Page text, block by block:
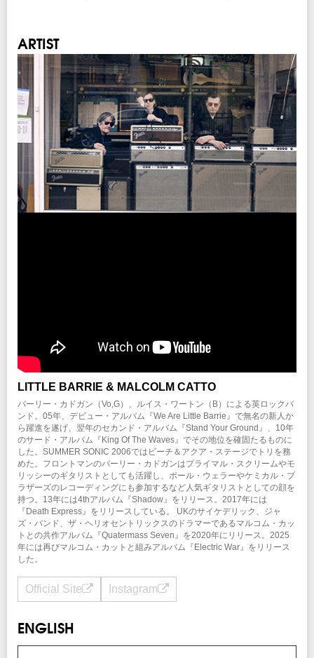
※未就学児(6歳未満)のご入場をお断りさせていただきます。6歳以上はチケット
が必要となります。
※公演の延期、中止以外での払い戻しはいたしません。
INFO
梅田クラブクアトロ06-6311-8111
企画・制作・招聘：クリエイティブマンプロダクション
￥9,000-(税込/All Standing/1Drink別)
チケット発売日
11/15(土)10:00am～
チケット先行
クリエイティブマン 3A 会員先行
期間：11/1(土)15:00～11/5(水)18:00
クリエイティブマン モバイル 会員先行
期間：11/1(土)18:00～11/5(水)18:00
プレイガイド
イープラス
チケットぴあ
ローソンチケット
クリエイティブマン：03-3499-6669 (月・水・金 12:00〜16:00)
ARTIST
LITTLE BARRIE & MALCOLM CATTO
バーリー・カドガン（Vo,G）、ルイス・ワートン（B）による英ロックバ
ンド。05年、デビュー・アルバム『We Are Little Barrie』で無名の新人か
ら躍進を遂げ、翌年のセカンド・アルバム『Stand Your Ground』、10年
のサード・アルバム『King Of The Waves』でその地位を確固たるものに
した。SUMMER SONIC 2006ではビーチ＆アクア・ステージでトリを務
めた。フロントマンのバーリー・カドガンはプライマル・スクリームやモ
リッシーのギタリストとしても活躍し、ポール・ウェラーやケミカル・ブ
ラザーズのレコーディングにも参加するなど人気ギタリストとしての顔を
持つ。13年には4thアルバム『Shadow』をリリース。2017年には
『Death Express』をリリースしている。 UKのサイケデリック、ジャ
ズ・バンド、ザ・ヘリオセントリックスのドラマーであるマルコム・カッ
トとの共作アルバム『Quatermass Seven』を2020年にリリース。2025
年には再びマルコム・カットと組みアルバム『Electric War』をリリース
した。
Official Site Instagram
ENGLISH